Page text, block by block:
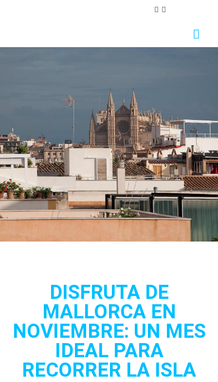
DISFRUTA DE
MALLORCA EN
NOVIEMBRE: UN MES
IDEAL PARA
RECORRER LA ISLA
la realización de análisis estadísticos así como para
proporcionarte anuncios en base a tus intereses.
Puede aceptar o rechazar las cookies haciendo clic en
el botón "Aceptar todas" o "Rechazar"
respectivamente o, por el contrario, configurarlas
según tus preferencias haciendo clic en el botón
"Configurar". Para obtener más información, puedes
visitar nuestra Política de Cookies.
Configurar Rechazar Aceptar todas